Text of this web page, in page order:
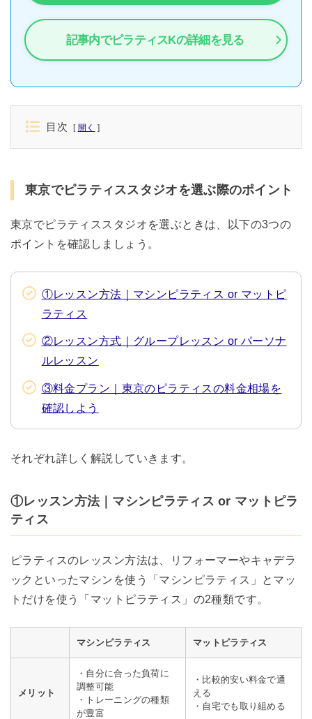
記事内でピラティスKの詳細を見る
目次 開く
東京でピラティススタジオを選ぶ際のポイント
東京でピラティススタジオを選ぶときは、以下の3つの
ポイントを確認しましょう。
①レッスン方法｜マシンピラティス or マットピ
ラティス
②レッスン方式｜グループレッスン or パーソナ
ルレッスン
③料金プラン｜東京のピラティスの料金相場を
確認しよう
それぞれ詳しく解説していきます。
①レッスン方法｜マシンピラティス or マットピラ
ティス
ピラティスのレッスン方法は、リフォーマーやキャデラ
ックといったマシンを使う「マシンピラティス」とマッ
トだけを使う「マットピラティス」の2種類です。
マシンピラティス マットピラティス
メリット
・自分に合った負荷に
調整可能
・トレーニングの種類
が豊富
・比較的安い料金で通
える
・自宅でも取り組める